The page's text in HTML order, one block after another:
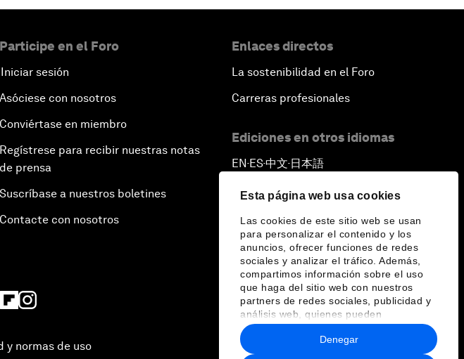
Esta página web usa cookies
Las cookies de este sitio web se usan
para personalizar el contenido y los
anuncios, ofrecer funciones de redes
sociales y analizar el tráfico. Además,
compartimos información sobre el uso
que haga del sitio web con nuestros
partners de redes sociales, publicidad y
análisis web, quienes pueden
combinarla con otra información que les
haya proporcionado o que hayan
recopilado a partir del uso que haya
Denegar
Participe en el Foro
Iniciar sesión
Asóciese con nosotros
Conviértase en miembro
Regístrese para recibir nuestras notas
de prensa
Suscríbase a nuestros boletines
Contacte con nosotros
Enlaces directos
La sostenibilidad en el Foro
Carreras profesionales
Ediciones en otros idiomas
EN ▪ ES▪中文▪ 日本語
y normas de uso